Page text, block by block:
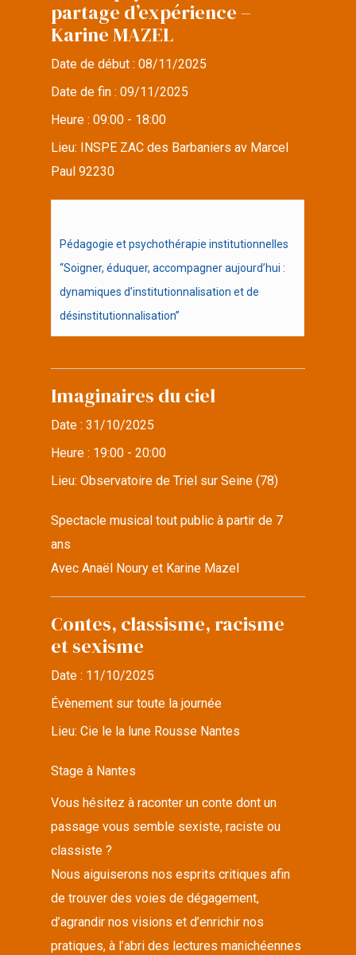
partage d’expérience –
Karine MAZEL
Date de début :08/11/2025
Date de fin :09/11/2025
Heure :09:00 - 18:00
Lieu:
INSPE ZAC des Barbaniers av Marcel
Paul 92230
Pédagogie et psychothérapie institutionnelles
“Soigner, éduquer, accompagner aujourd’hui :
dynamiques d’institutionnalisation et de
désinstitutionnalisation”
Imaginaires du ciel
Date :31/10/2025
Heure : 19:00 - 20:00
Lieu:Observatoire de Triel sur Seine (78)
Spectacle musical tout public à partir de 7
ans
Avec Anaël Noury et Karine Mazel
Contes, classisme, racisme
et sexisme
Date : 11/10/2025
Évènement sur toute la journée
Lieu:Cie le la lune Rousse Nantes
Stage à Nantes
Vous hésitez à raconter un conte dont un
passage vous semble sexiste, raciste ou
classiste ?
Nous aiguiserons nos esprits critiques afin
de trouver des voies de dégagement,
d’agrandir nos visions et d’enrichir nos
pratiques, à l’abri des lectures manichéennes